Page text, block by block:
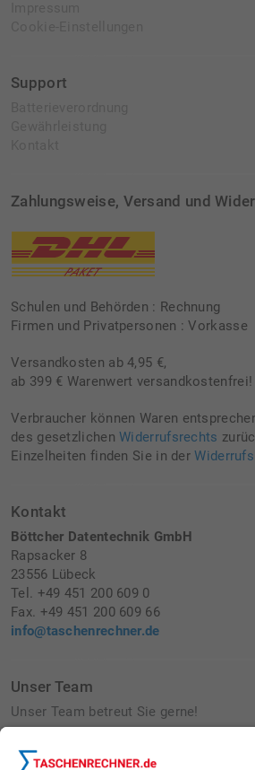
Support
Zahlungsweise, Versand und
Schulen und Behörden : Rechnung
Firmen und Privatpersonen : Vorkasse
Versandkosten ab 4,95 €,
ab 399 € Warenwert versandkostenfrei!
Verbraucher können Waren
des gesetzlichenWiderrufsrechts
Einzelheiten finden Sie in der
Kontakt
Böttcher Datentechnik GmbH
Rapsacker 8
23556 Lübeck
Tel. +49 451 200 609 0
Fax. +49 451 200 609 66
info@taschenrechner.de
Unser Team
Unser Team betreut Sie gerne!